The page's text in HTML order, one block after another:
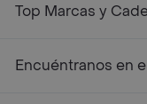
Top Marcas y
Encuéntranos en